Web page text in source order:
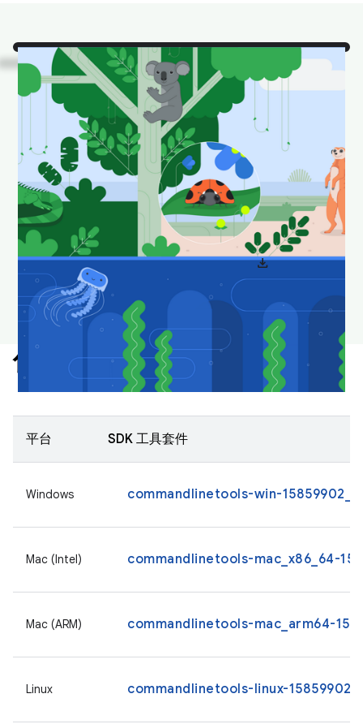
看！ 這是我們最喜愛的
Android Studio 動物在自
然棲息地中。
下載並設為桌布，讓桌面看起來有趣又新鮮。
下載 Android Studio 桌布download
僅限指令列工具
平台 SDK 工具套件
Windows commandlinetools-win-
Mac (Intel) commandlinetools-mac_x86_64-
Mac (ARM) commandlinetools-mac_arm64-
Linux commandlinetools-linux-